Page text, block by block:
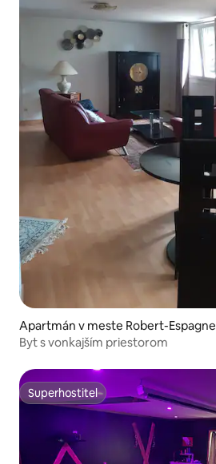
Apartmán v meste Robert-Espagne
Byt s vonkajším priestorom
Superhostiteľ
Superhostiteľ